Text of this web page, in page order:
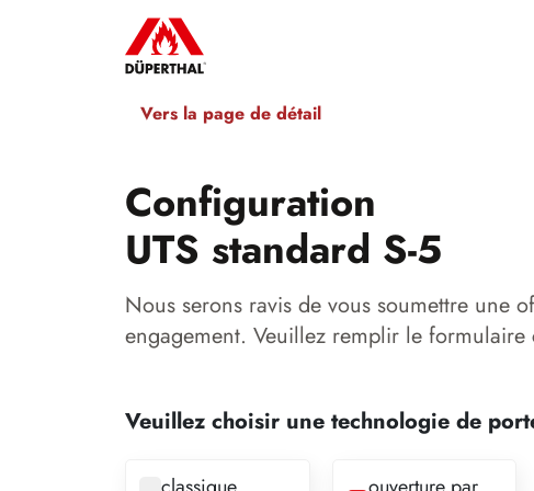
Vers la page de détail
Configuration
UTS standard S-5
Nous serons ravis de vous soumettre une
engagement. Veuillez remplir le formulaire
Veuillez choisir une technologie de